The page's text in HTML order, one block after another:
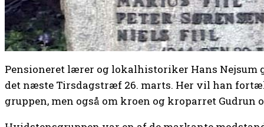
Pensioneret lærer og lokalhistoriker Hans
det næste Tirsdagstræf 26. marts. Her vil han
gruppen, men også om kroen og kroparret Gudrun